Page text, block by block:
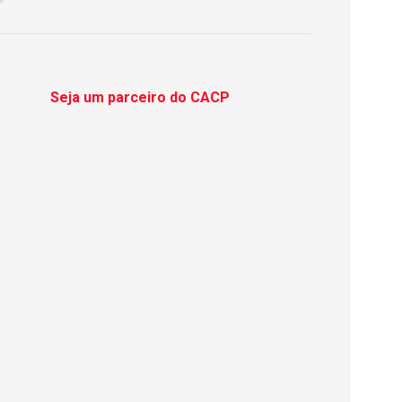
Seja um parceiro do CACP